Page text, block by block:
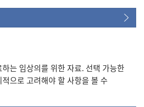
는 임상의를 위한 자료. 선택 가능한
적으로 고려해야 할 사항을 볼 수